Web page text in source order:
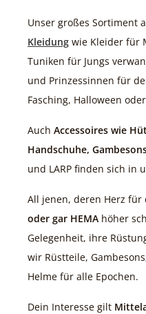
Unser großes Sortiment
Kleidung wie Kleider für
Tuniken für Jungs
und Prinzessinnen für
Fasching, Halloween
Auch Accessoires wie
Handschuhe,
und LARP finden sich in
All jenen, deren Herz für
oder gar HEMA höher
Gelegenheit, ihre
wir Rüstteile,
Helme für alle Epochen.
Dein Interesse gilt